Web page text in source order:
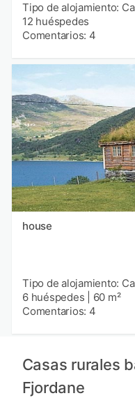
Tipo de alojamiento:
12 huéspedes
Comentarios: 4
house
Tipo de alojamiento:
6 huéspedes
60 m²
Comentarios: 4
Casas rurales
Fjordane